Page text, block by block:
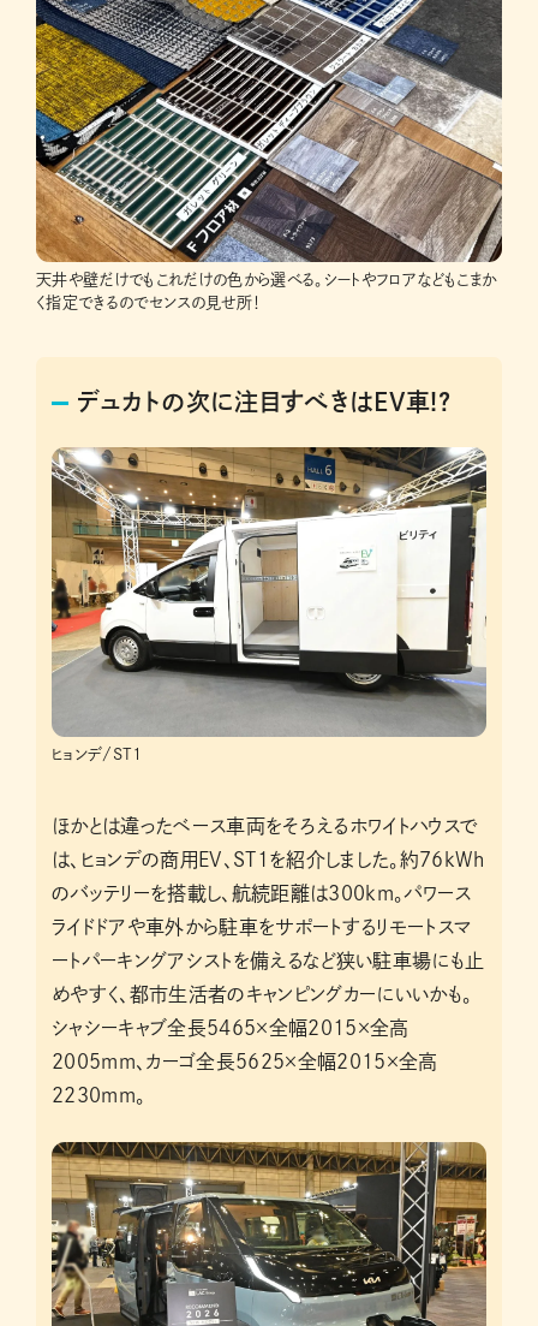
天井や壁だけでもこれだけの色から選べる。シートやフロアなどもこまか
く指定できるのでセンスの見せ所！
デュカトの次に注目すべきはEV車!?
ヒョンデ/ST1
ほかとは違ったベース車両をそろえるホワイトハウスで
は、ヒョンデの商用EV、ST1を紹介しました。約76kWh
のバッテリーを搭載し、航続距離は300km。パワース
ライドドアや車外から駐車をサポートするリモートスマ
ートパーキングアシストを備えるなど狭い駐車場にも止
めやすく、都市生活者のキャンピングカーにいいかも。
シャシーキャブ全長5465×全幅2015×全高
2005mm、カーゴ全長5625×全幅2015×全高
2230mm。